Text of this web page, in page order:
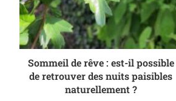
Sommeil de rêve : est-il possible
de retrouver des nuits paisibles
naturellement ?